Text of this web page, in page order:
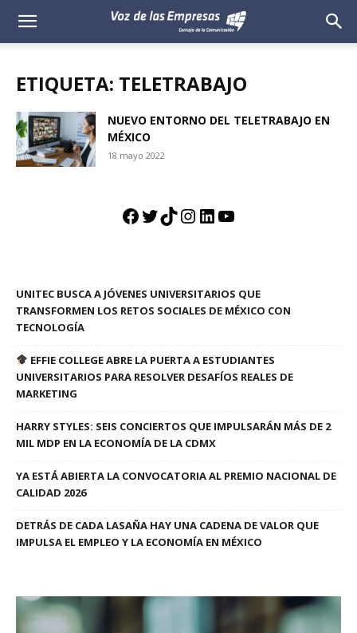
Voz
Empresas
ETIQUETA: TELETRABAJO
NUEVO ENTORNO DEL TELETRABAJO EN
MÉXICO
18 mayo 2022
Facebook
Twitter
TikTok
Instagram
LinkedIn
YouTube
UNITEC BUSCA A JÓVENES UNIVERSITARIOS QUE
TRANSFORMEN LOS RETOS SOCIALES DE MÉXICO CON
TECNOLOGÍA
EFFIE COLLEGE ABRE LA PUERTA A ESTUDIANTES
UNIVERSITARIOS PARA RESOLVER DESAFÍOS REALES DE
MARKETING
HARRY STYLES: SEIS CONCIERTOS QUE IMPULSARÁN MÁS DE 2
MIL MDP EN LA ECONOMÍA DE LA CDMX
YA ESTÁ ABIERTA LA CONVOCATORIA AL PREMIO NACIONAL DE
CALIDAD 2026
DETRÁS DE CADA LASAÑA HAY UNA CADENA DE VALOR QUE
IMPULSA EL EMPLEO Y LA ECONOMÍA EN MÉXICO